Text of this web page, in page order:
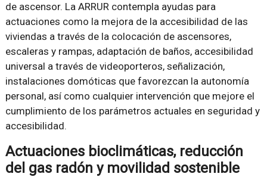
de ascensor. La ARRUR contempla ayudas para
actuaciones como la mejora de la accesibilidad de las
viviendas a través de la colocación de ascensores,
escaleras y rampas, adaptación de baños, accesibilidad
universal a través de videoporteros, señalización,
instalaciones domóticas que favorezcan la autonomía
personal, así como cualquier intervención que mejore el
cumplimiento de los parámetros actuales en seguridad y
accesibilidad.
Actuaciones bioclimáticas, reducción
del gas radón y movilidad sostenible